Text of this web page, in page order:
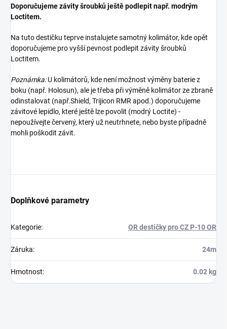
Doporučujeme závity šroubků ještě podlepit např. modrým
Loctitem.
Na tuto destičku teprve instalujete samotný kolimátor, kde opět
doporučujeme pro vyšší pevnost podlepit závity šroubků
Loctitem.
Poznámka:U kolimátorů, kde není možnost výměny baterie z
boku (např. Holosun), ale je třeba při výměně kolimátor ze zbraně
odinstalovat (např.Shield, Trijicon RMR apod.) doporučujeme
závitové lepidlo, které ještě lze povolit (modrý Loctite) -
nepoužívejte červený, který už neutrhnete, nebo byste případně
mohli poškodit závit.
Doplňkové parametry
Kategorie: OR destičky pro CZ P-10 OR
Záruka: 24m
Hmotnost: 0.02 kg